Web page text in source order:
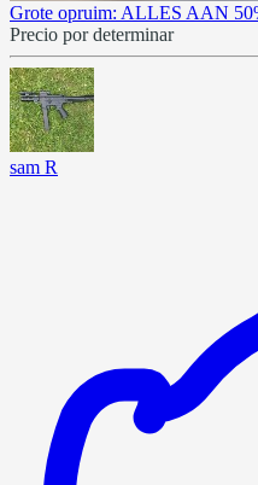
Grote opruim: ALLES AAN
Precio por determinar
sam R